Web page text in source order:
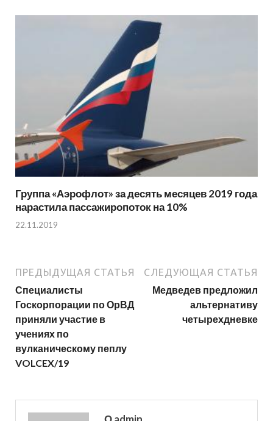
Группа «Аэрофлот» за десять месяцев 2019 года
нарастила пассажиропоток на 10%
22.11.2019
ПРЕДЫДУЩАЯ СТАТЬЯ
Специалисты
Госкорпорации по ОрВД
приняли участие в
учениях по
вулканическому пеплу
VOLCEX/19
СЛЕДУЮЩАЯ СТАТЬЯ
Медведев предложил
альтернативу
четырехдневке